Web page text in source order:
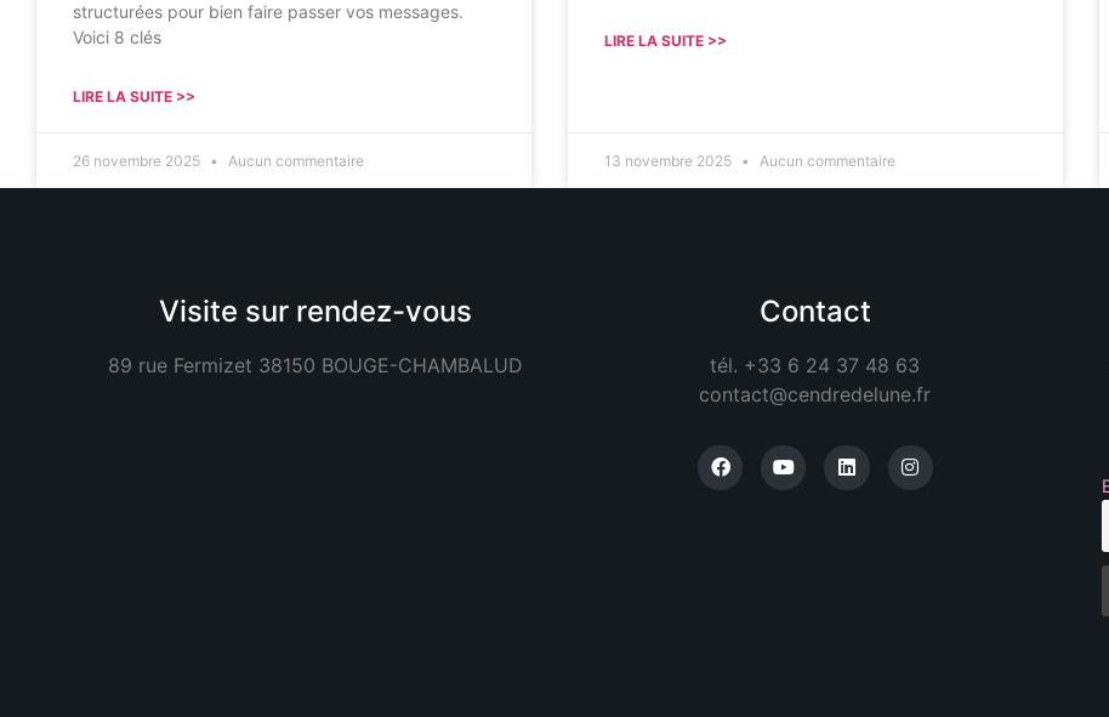
structurées pour bien faire passer vos messages.
Voici 8 clés
LIRE LA SUITE >>
26 novembre 2025 Aucun commentaire
LIRE LA SUITE >>
13 novembre 2025 Aucun commentaire
Visite sur rendez-vous
89 rue Fermizet 38150 BOUGE-CHAMBALUD
Contact
tél. +33 6 24 37 48 63
contact@cendredelune.fr